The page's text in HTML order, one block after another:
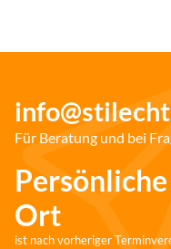
Für Beratung und bei
Ort
ist nach vorheriger